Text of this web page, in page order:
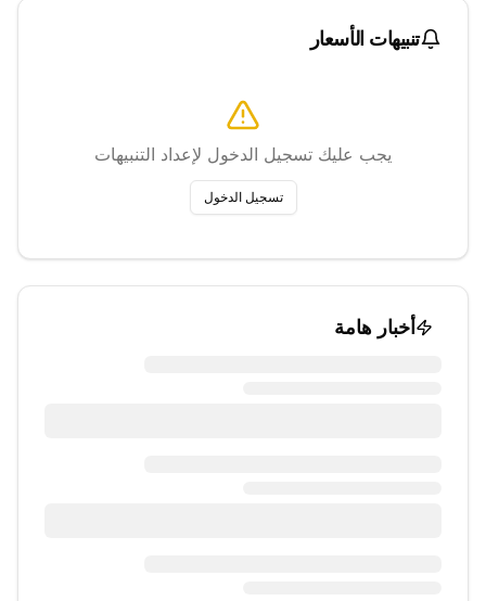
تنبيهات الأسعار
يجب عليك تسجيل الدخول لإعداد التنبيهات
تسجيل الدخول
أخبار هامة